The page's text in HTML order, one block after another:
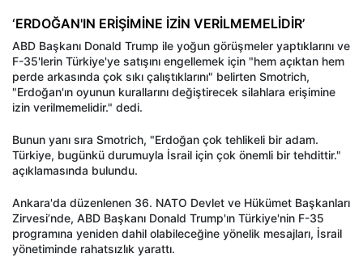
‘ERDOĞAN'IN ERİŞİMİNE İZİN VERİLMEMELİDİR’
ABD Başkanı Donald Trump ile yoğun görüşmeler yaptıklarını ve
F-35'lerin Türkiye'ye satışını engellemek için "hem açıktan hem
perde arkasında çok sıkı çalıştıklarını" belirten Smotrich,
"Erdoğan'ın oyunun kurallarını değiştirecek silahlara erişimine
izin verilmemelidir." dedi.
Bunun yanı sıra Smotrich, "Erdoğan çok tehlikeli bir adam.
Türkiye, bugünkü durumuyla İsrail için çok önemli bir tehdittir."
açıklamasında bulundu.
Ankara'da düzenlenen 36. NATO Devlet ve Hükümet Başkanları
Zirvesi’nde, ABD Başkanı Donald Trump'ın Türkiye'nin F-35
programına yeniden dahil olabileceğine yönelik mesajları, İsrail
yönetiminde rahatsızlık yarattı.